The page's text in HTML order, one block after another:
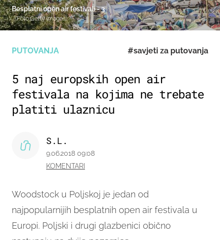
PUTOVANJA #savjeti za putovanja
5 naj europskih open air
festivala na kojima ne trebate
platiti ulaznicu
Woodstock u Poljskoj je jedan od
najpopularnijih besplatnih open air festivala u
Europi. Poljski i drugi glazbenici obično
S.L.
9.06.2018 09:08
KOMENTARI
Besplatni open air festivali - 3
(Foto:Getty Images)